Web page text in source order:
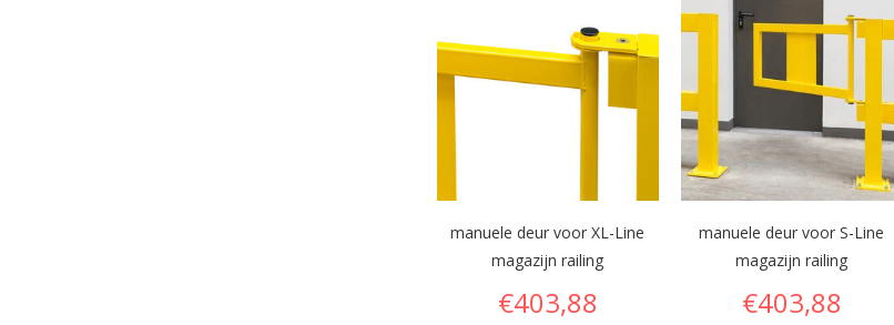
manuele deur voor XL-Line
magazijn railing
€403,88
manuele deur voor S-Line
magazijn railing
€403,88